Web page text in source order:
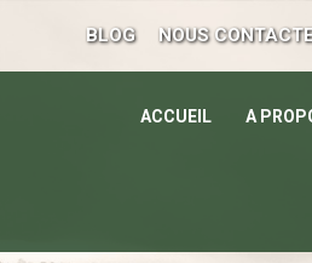
BLOG NOUS
ACCUEIL A